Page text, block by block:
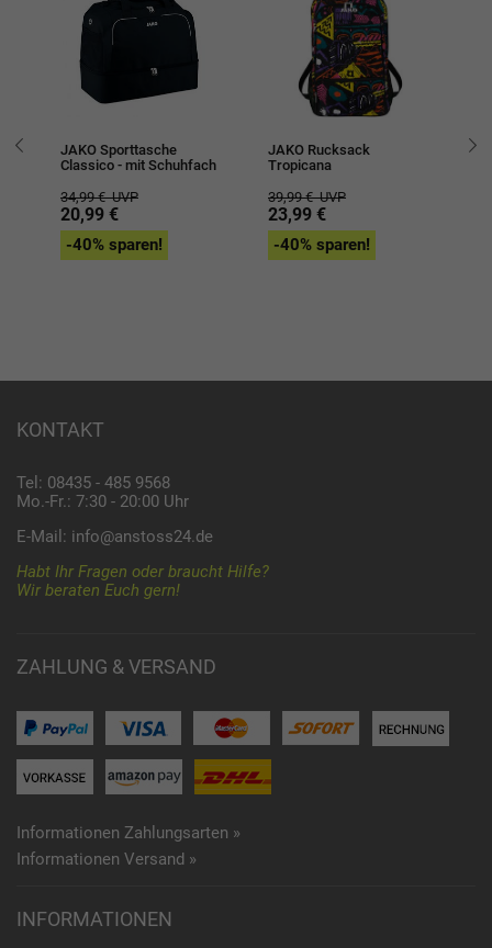
JAKO Sporttasche
Classico - mit Schuhfach
34,99 €UVP
20,99 €
-40% sparen!
JAKO Rucksack
Tropicana
39,99 €UVP
23,99 €
-40% sparen!
KONTAKT
Tel: 08435 - 485 9568
Mo.-Fr.: 7:30 - 20:00 Uhr
E-Mail: info@anstoss24.de
Habt Ihr Fragen oder braucht Hilfe?
Wir beraten Euch gern!
ZAHLUNG & VERSAND
Informationen Zahlungsarten »
Informationen Versand »
INFORMATIONEN